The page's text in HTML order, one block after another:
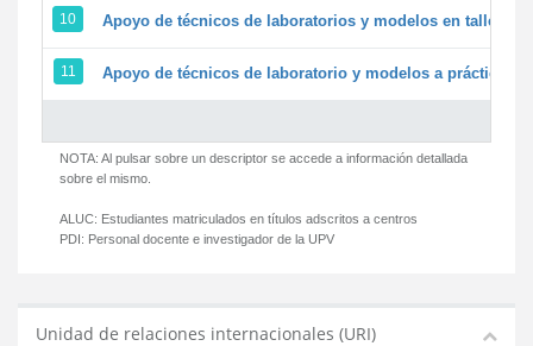
10 Apoyo de técnicos de laboratorios y modelos en
11 Apoyo de técnicos de laboratorio y modelos a prácticas
NOTA: Al pulsar sobre un descriptor se accede a información detallada
sobre el mismo.
ALUC: Estudiantes matriculados en títulos adscritos a centros
PDI: Personal docente e investigador de la UPV
Unidad de relaciones internacionales (URI)